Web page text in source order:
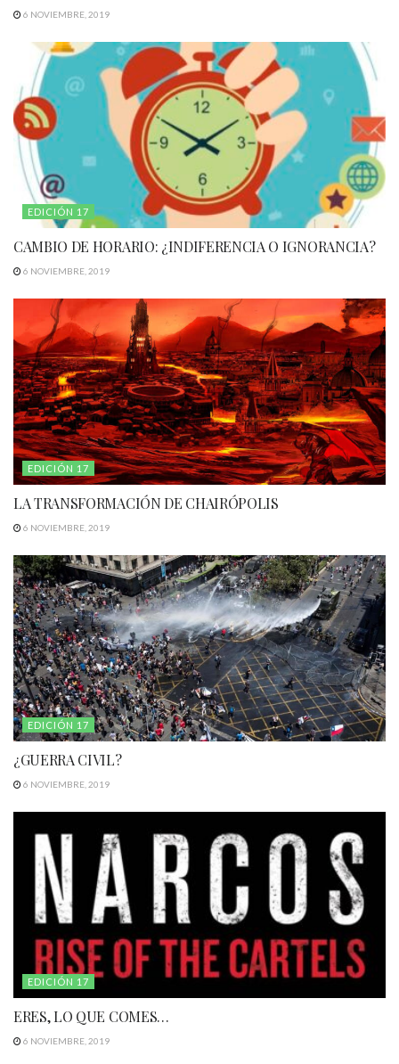
6 NOVIEMBRE, 2019
EDICIÓN 17
CAMBIO DE HORARIO: ¿INDIFERENCIA O IGNORANCIA?
6 NOVIEMBRE, 2019
EDICIÓN 17
LA TRANSFORMACIÓN DE CHAIRÓPOLIS
6 NOVIEMBRE, 2019
EDICIÓN 17
¿GUERRA CIVIL?
6 NOVIEMBRE, 2019
EDICIÓN 17
ERES, LO QUE COMES…
6 NOVIEMBRE, 2019